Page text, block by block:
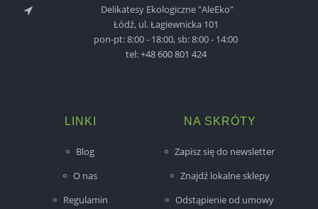
Delikatesy Ekologiczne "AleEko"
Łódź, ul. Łagiewnicka 101
pon-pt: 8:00 - 18:00, sb: 8:00 - 14:00
tel:+48 600 801 424
LINKI
Blog
O nas
Regulamin
NA SKRÓTY
Zapisz się do newsletter
Znajdź lokalne sklepy
Odstąpienie od umowy